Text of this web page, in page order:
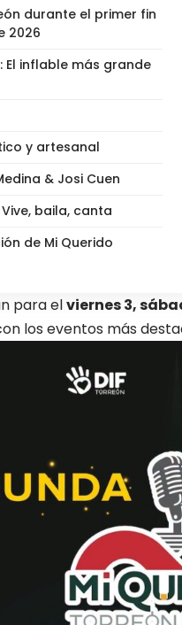
durante el primer fin
2026
El inflable más grande
y artesanal
& Josi Cuen
baila, canta
de Mi Querido
para elviernes 3,
los eventos más